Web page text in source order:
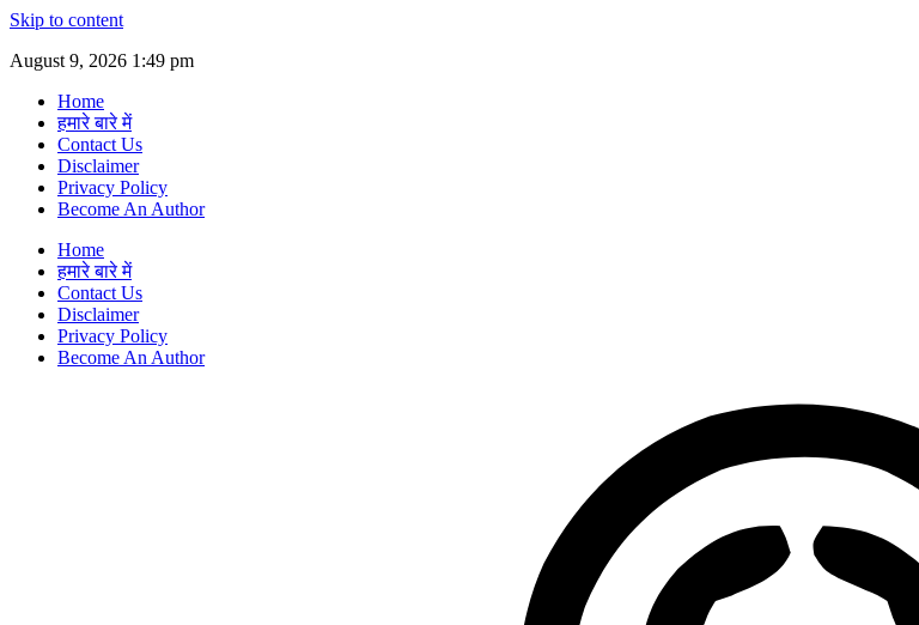
Skip to content
August 9, 2026 1:49 pm
Home
हमारे बारे में
Contact Us
Disclaimer
Privacy Policy
Become An Author
Home
हमारे बारे में
Contact Us
Disclaimer
Privacy Policy
Become An Author